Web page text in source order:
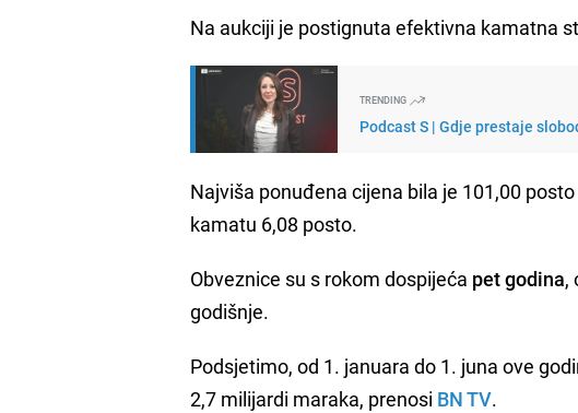
Na aukciji je postignuta efektivna kamatna
TRENDING
Podcast S | Gdje prestaje
Najviša ponuđena cijena bila je 101,00
kamatu 6,08 posto.
Obveznice su s rokom dospijeća pet godina,
godišnje.
Podsjetimo, od 1. januara do 1. juna ove
2,7 milijardi maraka, prenosi BN TV.